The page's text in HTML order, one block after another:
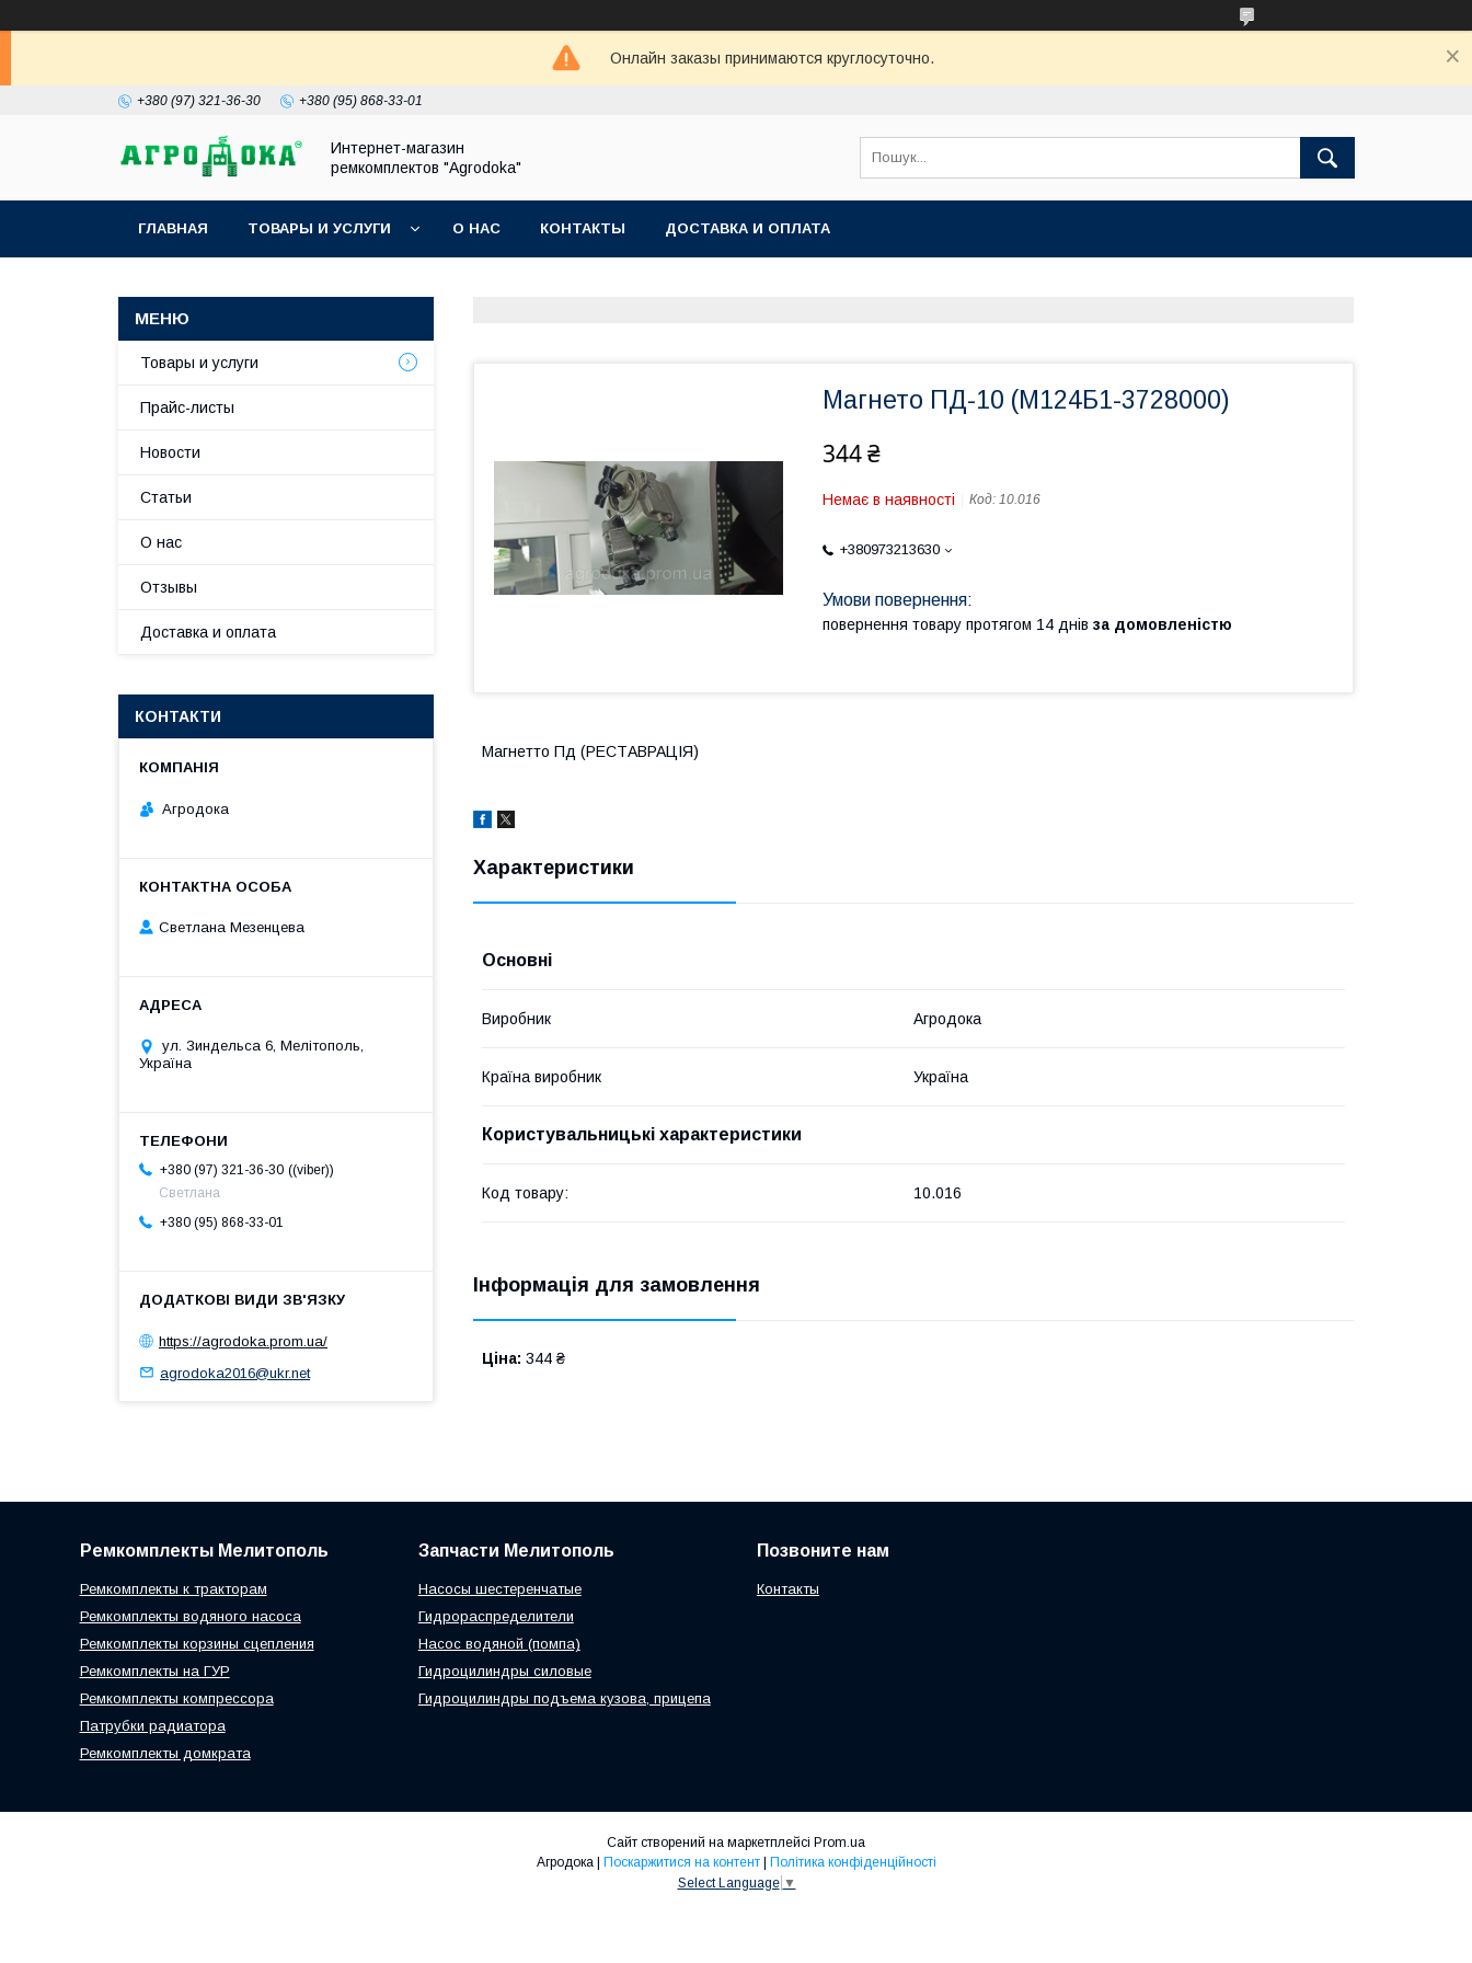
Онлайн заказы принимаются круглосуточно.
+380 (97) 321-36-30 +380 (95) 868-33-01
Интернет-магазин
ремкомплектов "Agrodoka"
ГЛАВНАЯ ТОВАРЫ И УСЛУГИ О НАС КОНТАКТЫ ДОСТАВКА И ОПЛАТА
Магнето ПД-10 (М124Б1-3728000)
344 ₴
Немає в наявності Код: 10.016
+380973213630
повернення товару протягом 14 днів за домовленістю
Магнетто Пд (РЕСТАВРАЦІЯ)
Характеристики
Основні
Виробник Агродока
Країна виробник Україна
Користувальницькі характеристики
Код товару: 10.016
Інформація для замовлення
Ціна: 344 ₴
Товары и услуги
Прайс-листы
Новости
Статьи
О нас
Отзывы
Доставка и оплата
КОНТАКТИ
Агродока
Светлана Мезенцева
ул. Зиндельса 6, Мелітополь,
Україна
+380 (97) 321-36-30
(viber)
Светлана
+380 (95) 868-33-01
https://agrodoka.prom.ua/
agrodoka2016@ukr.net
Ремкомплекты Мелитополь
Ремкомплекты к тракторам
Ремкомплекты водяного насоса
Ремкомплекты корзины сцепления
Ремкомплекты на ГУР
Ремкомплекты компрессора
Патрубки радиатора
Ремкомплекты домкрата
Запчасти Мелитополь
Насосы шестеренчатые
Гидрораспределители
Насос водяной (помпа)
Гидроцилиндры силовые
Гидроцилиндры подъема кузова, прицепа
Позвоните нам
Контакты
Сайт створений на маркетплейсі Prom.ua
Поскаржитися на контент
Політика конфіденційності
Select Language ▼